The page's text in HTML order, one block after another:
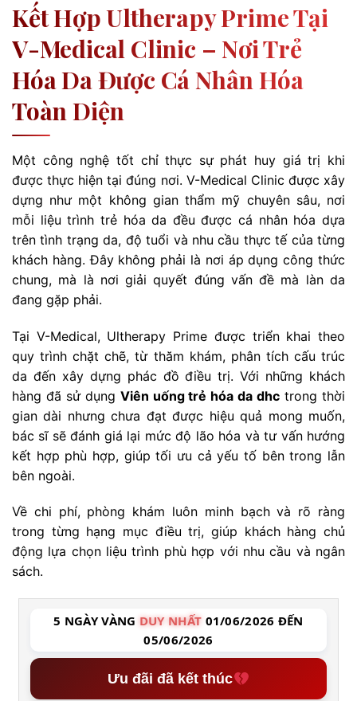
Kết Hợp Ultherapy Prime Tại
V-Medical Clinic – Nơi Trẻ
Hóa Da Được Cá Nhân Hóa
Toàn Diện
Một công nghệ tốt chỉ thực sự phát huy giá trị khi
được thực hiện tại đúng nơi. V-Medical Clinic được xây
dựng như một không gian thẩm mỹ chuyên sâu, nơi
mỗi liệu trình trẻ hóa da đều được cá nhân hóa dựa
trên tình trạng da, độ tuổi và nhu cầu thực tế của từng
khách hàng. Đây không phải là nơi áp dụng công thức
chung, mà là nơi giải quyết đúng vấn đề mà làn da
đang gặp phải.
Tại V-Medical, Ultherapy Prime được triển khai theo
quy trình chặt chẽ, từ thăm khám, phân tích cấu trúc
da đến xây dựng phác đồ điều trị. Với những khách
hàng đã sử dụng Viên uống trẻ hóa da dhc trong thời
gian dài nhưng chưa đạt được hiệu quả mong muốn,
bác sĩ sẽ đánh giá lại mức độ lão hóa và tư vấn hướng
kết hợp phù hợp, giúp tối ưu cả yếu tố bên trong lẫn
bên ngoài.
Về chi phí, phòng khám luôn minh bạch và rõ ràng
trong từng hạng mục điều trị, giúp khách hàng chủ
động lựa chọn liệu trình phù hợp với nhu cầu và ngân
sách.
5 NGÀY VÀNG DUY NHẤT 01/06/2026 ĐẾN
05/06/2026
Ưu đãi đã kết thúc